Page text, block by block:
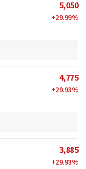
5,050
+29.99%
4,775
+29.93%
3,885
+29.93%